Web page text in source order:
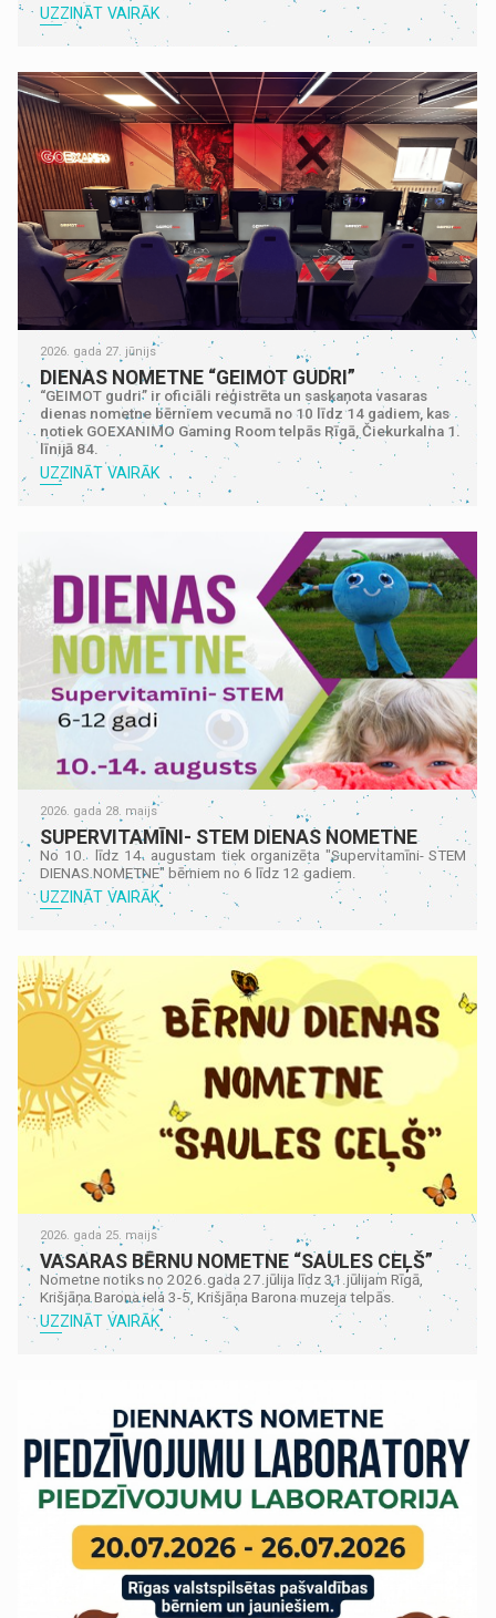
UZZINĀT VAIRĀK
2026. gada 27. jūnijs
DIENAS NOMETNE “GEIMOT GUDRI”
“GEIMOT gudri” ir oficiāli reģistrēta un saskaņota vasaras
dienas nometne bērniem vecumā no 10 līdz 14 gadiem, kas
notiek GOEXANIMO Gaming Room telpās Rīgā, Čiekurkalna 1.
līnijā 84.
UZZINĀT VAIRĀK
2026. gada 28. maijs
SUPERVITAMĪNI- STEM DIENAS NOMETNE
No 10. līdz 14. augustam tiek organizēta "Supervitamīni- STEM
DIENAS NOMETNE" bērniem no 6 līdz 12 gadiem.
UZZINĀT VAIRĀK
2026. gada 25. maijs
VASARAS BĒRNU NOMETNE “SAULES CEĻŠ”
Nometne notiks no 2026.gada 27.jūlija līdz 31.jūlijam Rīgā,
Krišjāņa Barona iela 3-5, Krišjāņa Barona muzeja telpās.
UZZINĀT VAIRĀK